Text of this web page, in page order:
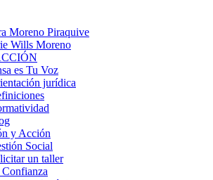
Moreno Piraquive
Wills Moreno
es Tu Voz
jurídica
y Acción
Social
un taller